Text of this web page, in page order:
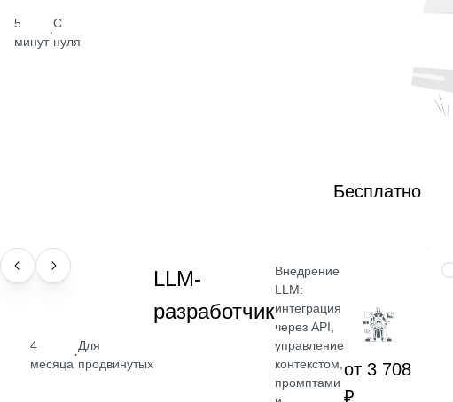
5
минут
·
С
нуля
Бесплатно
ПРОФЕССИЯ
4
месяца
·
Для
продвинутых
LLM-
разработчик
Внедрение
LLM:
интеграция
через API,
управление
контекстом,
промптами
от 3 708
₽